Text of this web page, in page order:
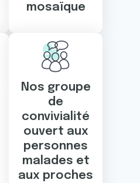
mosaïque
Nos groupe
de
convivialité
ouvert aux
personnes
malades et
aux proches